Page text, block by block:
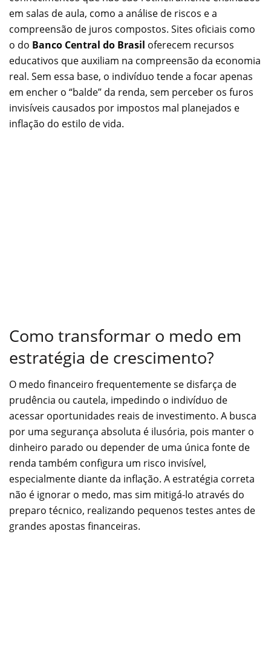
em salas de aula, como a análise de riscos e a
compreensão de juros compostos. Sites oficiais como
o do Banco Central do Brasil oferecem recursos
educativos que auxiliam na compreensão da economia
real. Sem essa base, o indivíduo tende a focar apenas
em encher o “balde” da renda, sem perceber os furos
invisíveis causados por impostos mal planejados e
inflação do estilo de vida.
Como transformar o medo em
estratégia de crescimento?
O medo financeiro frequentemente se disfarça de
prudência ou cautela, impedindo o indivíduo de
acessar oportunidades reais de investimento. A busca
por uma segurança absoluta é ilusória, pois manter o
dinheiro parado ou depender de uma única fonte de
renda também configura um risco invisível,
especialmente diante da inflação. A estratégia correta
não é ignorar o medo, mas sim mitigá-lo através do
preparo técnico, realizando pequenos testes antes de
grandes apostas financeiras.